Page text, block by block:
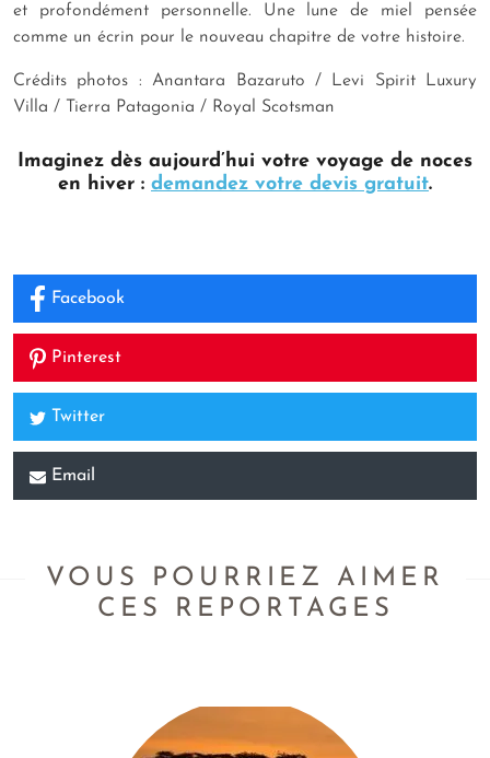
et profondément personnelle. Une lune de miel pensée
comme un écrin pour le nouveau chapitre de votre histoire.
Crédits photos : Anantara Bazaruto / Levi Spirit Luxury
Villa / Tierra Patagonia / Royal Scotsman
Imaginez dès aujourd’hui votre voyage de noces
en hiver : demandez votre devis gratuit.
Facebook
Pinterest
Twitter
Email
VOUS POURRIEZ AIMER
CES REPORTAGES